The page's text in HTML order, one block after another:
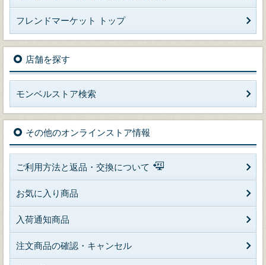
フレンドマーケット トップ
店舗を探す
モンベルストア検索
その他のオンラインストア情報
ご利用方法と返品・交換について
お気に入り商品
入荷通知商品
注文商品の確認・キャンセル